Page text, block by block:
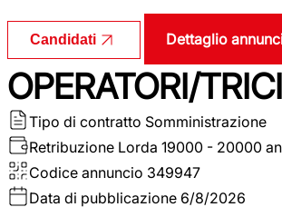
Candidati Dettaglio
OPERATORI/
Tipo di contratto Somministrazione
Retribuzione Lorda 19000 - 20000
Codice annuncio 349947
Data di pubblicazione 6/8/2026